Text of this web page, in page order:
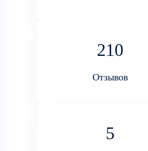
210
Отзывов
5